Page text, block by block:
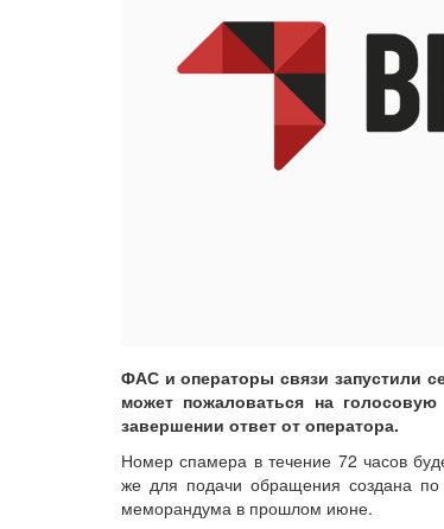
ФАС и операторы связи запустили
может пожаловаться на
завершении ответ от оператора.
Номер спамера в течение 72 часов
же для подачи обращения создана по
меморандума в прошлом июне.